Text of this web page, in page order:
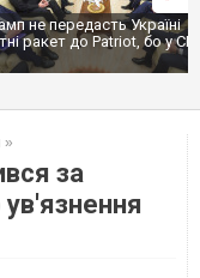
не передасть Україні
ракет до Patriot, бо у
»
за